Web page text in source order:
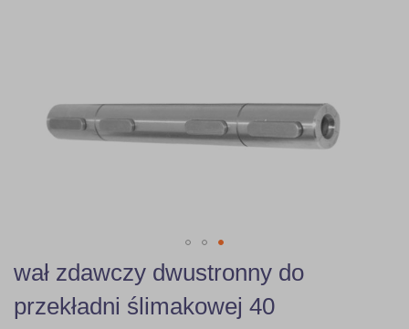
images
gallery
to
beginning
wał zdawczy dwustronny do
przekładni ślimakowej 40